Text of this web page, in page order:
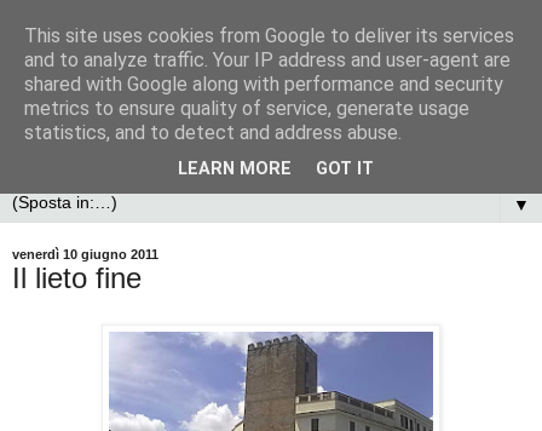
▼
venerdì 10 giugno 2011
Il lieto fine
This site uses cookies from Google to deliver its services
and to analyze traffic. Your IP address and user-agent are
shared with Google along with performance and security
metrics to ensure quality of service, generate usage
statistics, and to detect and address abuse.
LEARN MORE GOT IT